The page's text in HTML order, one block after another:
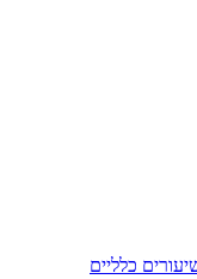
כלליים